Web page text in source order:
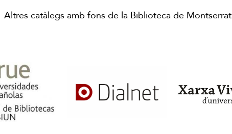
Altres catàlegs amb fons de la Biblioteca de Montserrat